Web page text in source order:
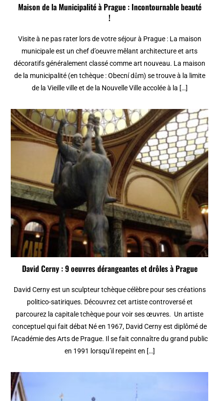
Maison de la Municipalité à Prague : Incontournable beauté
!
Visite à ne pas rater lors de votre séjour à Prague : La maison
municipale est un chef d’oeuvre mêlant architecture et arts
décoratifs généralement classé comme art nouveau. La maison
de la municipalité (en tchèque : Obecní dům) se trouve à la limite
de la Vieille ville et de la Nouvelle Ville accolée à la […]
David Cerny : 9 oeuvres dérangeantes et drôles à Prague
David Cerny est un sculpteur tchèque célèbre pour ses créations
politico-satiriques. Découvrez cet artiste controversé et
parcourez la capitale tchèque pour voir ses œuvres. Un artiste
conceptuel qui fait débat Né en 1967, David Cerny est diplômé de
l’Académie des Arts de Prague. Il se fait connaître du grand public
en 1991 lorsqu’il repeint en […]